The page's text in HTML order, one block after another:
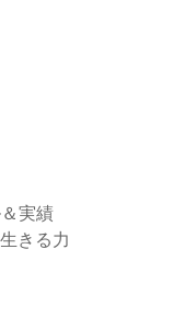
実績
きる力